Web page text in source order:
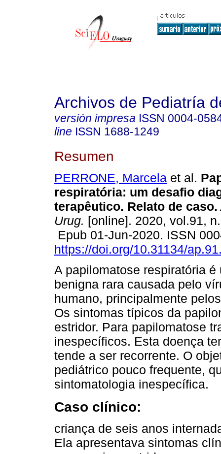
Archivos de Pediatría
versión impresa ISSN 0004-
line ISSN 1688-1249
Resumen
PERRONE, Marcela et al.
respiratória: um desafio
terapêutico. Relato de caso.
Urug. [online]. 2020, vol.91,
Epub 01-Jun-2020. ISSN
https://doi.org/10.31134/
A papilomatose respiratória é
benigna rara causada pelo
humano, principalmente
Os sintomas típicos da
estridor. Para papilomatose
inespecíficos. Esta doença
tende a ser recorrente. O
pediátrico pouco frequente,
sintomatologia inespecífica.
Caso clínico:
criança de seis anos
Ela apresentava sintomas